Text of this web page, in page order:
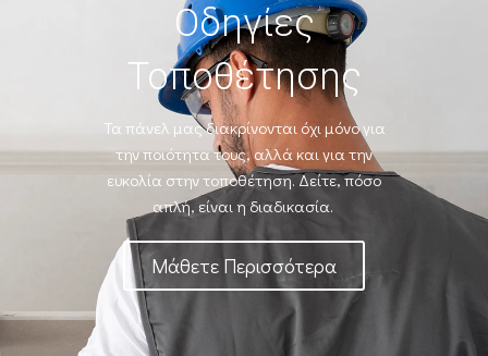
Οδηγίες
Τοποθέτησης
Τα πάνελ μας διακρίνονται όχι μόνο για
την ποιότητα τους, αλλά και για την
ευκολία στην τοποθέτηση. Δείτε, πόσο
απλή, είναι η διαδικασία.
Μάθετε Περισσότερα